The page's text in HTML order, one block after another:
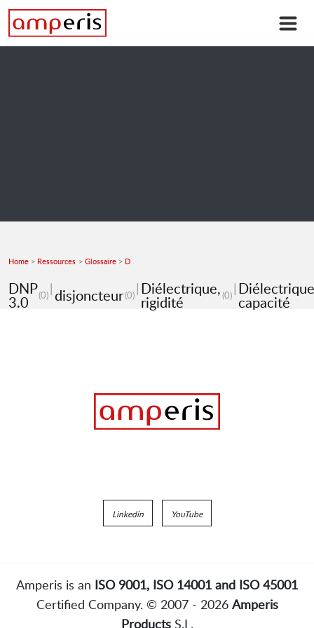
Home Ressources Glossaire D
DNP
3.0 (0) disjoncteur(0) Diélectrique,
rigidité (0) capacité
Linkedin YouTube
Amperis is an ISO 9001, ISO 14001 and ISO 45001
Certified Company. © 2007 - 2026 Amperis
ProductsS.L.